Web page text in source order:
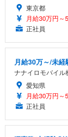
東京都
月給30万円～
正社員
月給30万～/未
ナナイロモバイル
愛知県
月給30万円～
正社員